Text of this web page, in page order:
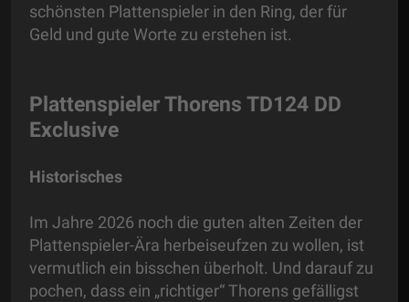
schönsten Plattenspieler in den Ring, der für
Geld und gute Worte zu erstehen ist.
Plattenspieler Thorens TD124 DD
Exclusive
Historisches
Im Jahre 2026 noch die guten alten Zeiten der
Plattenspieler-Ära herbeiseufzen zu wollen, ist
vermutlich ein bisschen überholt. Und darauf zu
pochen, dass ein „richtiger“ Thorens gefälligst